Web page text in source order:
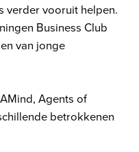
verder vooruit helpen.
Business Club
van jonge
Agents of
betrokkenen